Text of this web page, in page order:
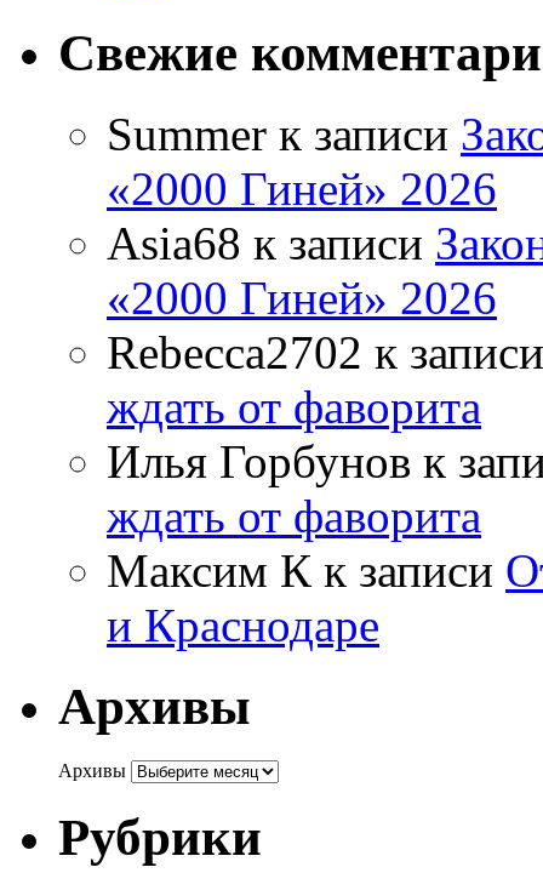
Свежие
Summer к записи
«2000 Гиней» 2026
Asia68 к записи
«2000 Гиней» 2026
Rebecca2702 к
ждать от фаворита
Илья Горбунов к
ждать от фаворита
Максим К к записи
и Краснодаре
Архивы
Архивы
Рубрики